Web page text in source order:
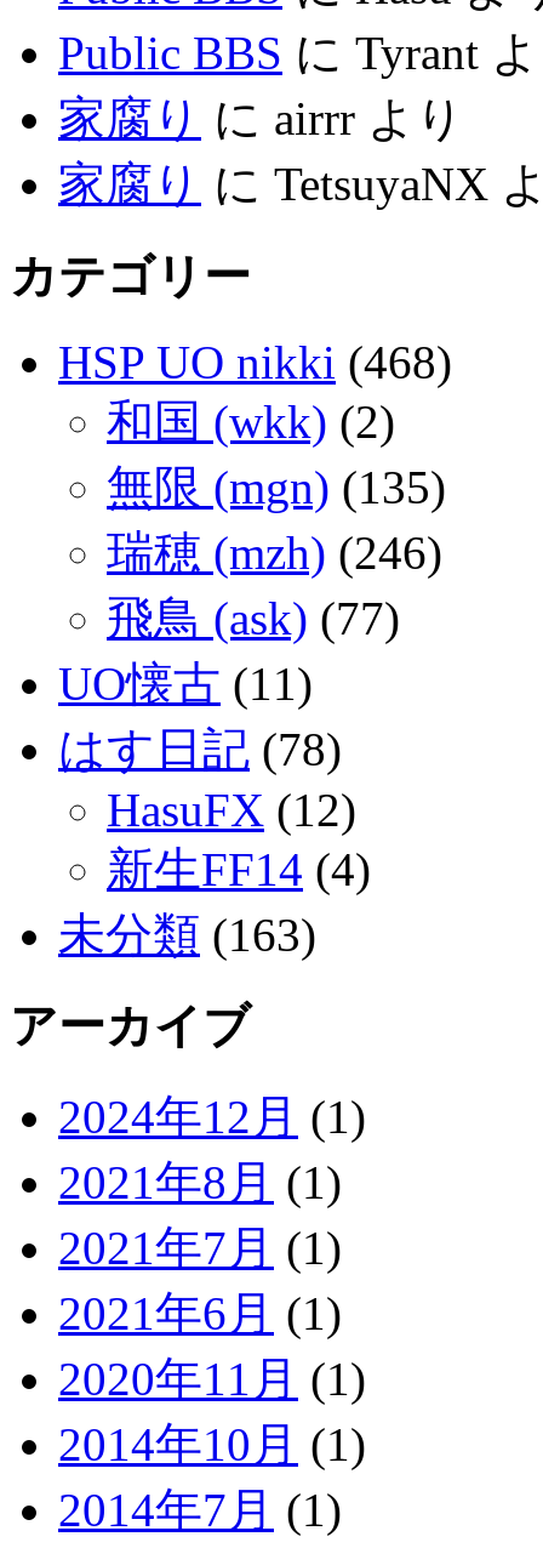
Public BBS に Tyrant
家腐り に airrr より
家腐り に TetsuyaNX
カテゴリー
HSP UO nikki (468)
和国 (wkk) (2)
無限 (mgn) (135)
瑞穂 (mzh) (246)
飛鳥 (ask) (77)
UO懐古 (11)
はす日記 (78)
HasuFX (12)
新生FF14 (4)
未分類 (163)
アーカイブ
2024年12月 (1)
2021年8月 (1)
2021年7月 (1)
2021年6月 (1)
2020年11月 (1)
2014年10月 (1)
2014年7月 (1)